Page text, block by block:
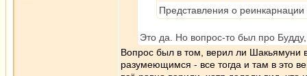
Представления о
Это да. Но вопрос-то был про
Вопрос был в том, верил ли Шакьямуни
разумеющимся - все тогда и там в это